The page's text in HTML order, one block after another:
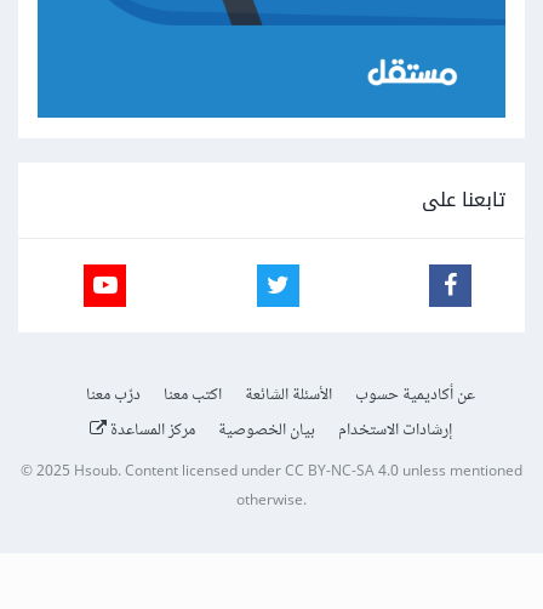
تابعنا على
عن أكاديمية حسوب الأسئلة الشائعة اكتب معنا
درّب معنا
إرشادات الاستخدام
بيان الخصوصية مركز المساعدة
© 2025 Hsoub.Content licensed underCC BY-NC-SA 4.0unless mentioned
otherwise.